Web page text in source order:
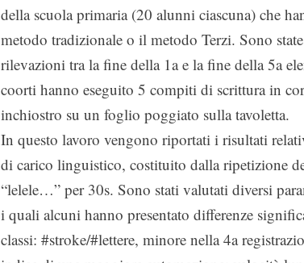
della scuola primaria (20 alunni ciascuna) che
metodo tradizionale o il metodo Terzi. Sono
rilevazioni tra la fine della 1a e la fine della 5a
coorti hanno eseguito 5 compiti di scrittura in
inchiostro su un foglio poggiato sulla tavoletta.
In questo lavoro vengono riportati i risultati
di carico linguistico, costituito dalla ripetizione
“lelele…” per 30s. Sono stati valutati diversi
i quali alcuni hanno presentato differenze
classi: #stroke/#lettere, minore nella 4a